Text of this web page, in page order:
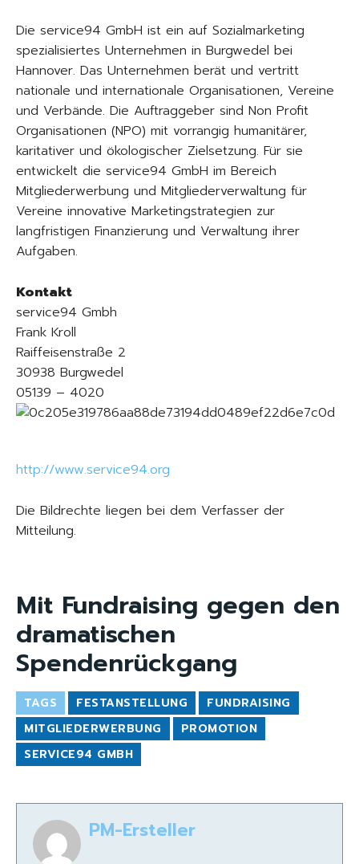
Die service94 GmbH ist ein auf Sozialmarketing
spezialisiertes Unternehmen in Burgwedel bei
Hannover. Das Unternehmen berät und vertritt
nationale und internationale Organisationen, Vereine
und Verbände. Die Auftraggeber sind Non Profit
Organisationen (NPO) mit vorrangig humanitärer,
karitativer und ökologischer Zielsetzung. Für sie
entwickelt die service94 GmbH im Bereich
Mitgliederwerbung und Mitgliederverwaltung für
Vereine innovative Marketingstrategien zur
langfristigen Finanzierung und Verwaltung ihrer
Aufgaben.
Kontakt
service94 Gmbh
Frank Kroll
Raiffeisenstraße 2
30938 Burgwedel
05139 – 4020
http://www.service94.org
Die Bildrechte liegen bei dem Verfasser der
Mitteilung.
Mit Fundraising gegen den
dramatischen
Spendenrückgang
TAGS FESTANSTELLUNG
FUNDRAISING
MITGLIEDERWERBUNG
PROMOTION
SERVICE94 GMBH
PM-Ersteller